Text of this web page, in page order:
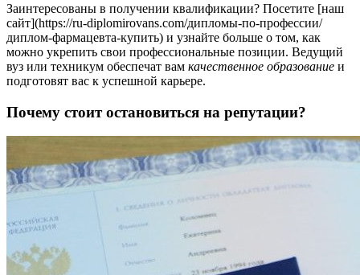
Заинтересованы в получении квалификации? Посетите [наш
сайт](https://ru-diplomirovans.com/дипломы-по-профессии/
диплом-фармацевта-купить) и узнайте больше о том, как
можно укрепить свои профессиональные позиции. Ведущий
вуз или техникум обеспечат вам качественное образование и
подготовят вас к успешной карьере.
Почему стоит остановиться на репутации?